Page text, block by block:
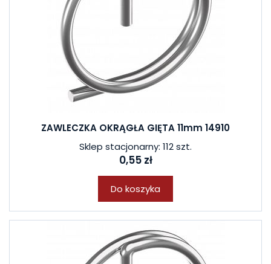
ZAWLECZKA OKRĄGŁA GIĘTA 11mm 14910
Sklep stacjonarny: 112 szt.
0,55 zł
Do koszyka